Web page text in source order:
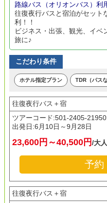
路線バス（オリオンバス）利
往復夜行バスと宿泊がセット
利！！
ビジネス・出張、観光、イベ
旅に♪
こだわり条件
ホテル指定プラン TDR（パス
往復夜行バス＋宿
ツアーコード:501-2405-
出発日:6月10日～9月28日
23,600円～40,500円/大
予約
往復夜行バス＋宿